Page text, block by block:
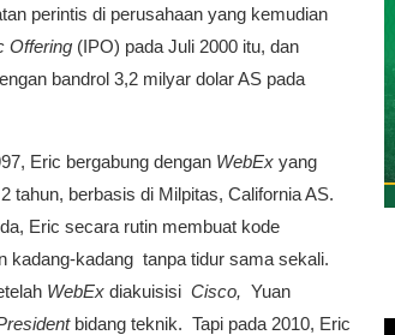
perintis di perusahaan yang kemudian
Offering (IPO) pada Juli 2000 itu, dan
bandrol 3,2 milyar dolar AS pada
Eric bergabung dengan WebEx yang
tahun, berbasis di Milpitas, California AS.
Eric secara rutin membuat kode
kadang-kadang tanpa tidur sama sekali.
WebEx diakuisisi Cisco, Yuan
bidang teknik. Tapi pada 2010, Eric